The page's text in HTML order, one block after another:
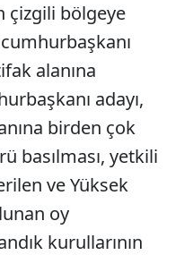
çizgili bölgeye
alanına
adayı,
birden çok
basılması, yetkili
ve Yüksek
oy
kurullarının